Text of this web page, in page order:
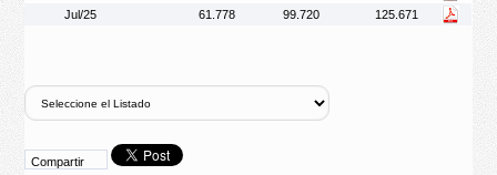
Jul/25
61.778 99.720 125.671
Compartir